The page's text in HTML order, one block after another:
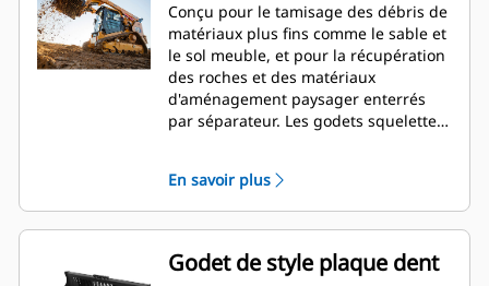
Conçu pour le tamisage des débris de
matériaux plus fins comme le sable et
le sol meuble, et pour la récupération
des roches et des matériaux
d'aménagement paysager enterrés
par séparateur. Les godets squelettes
les chargeuses à chaînes compactes
Cat.
En savoir plus
Godet de style plaque dent